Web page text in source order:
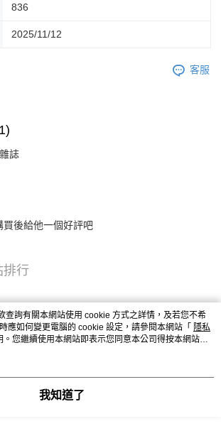
836
2025/11/12
客服
誌
後給他一個好評吧
排行
查詢有關本網站使用 cookie 方式之詳情，及若您不希
應如何變更電腦的 cookie 設定，請參閱本網站「 隱私
。您繼續使用本網站即表示您同意本公司得按本網站使
cookie。
我知道了